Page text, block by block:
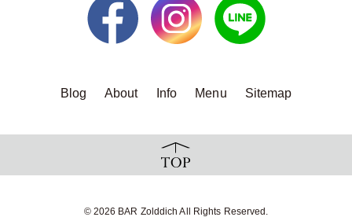
Blog About Info Menu Sitemap
© 2026 BAR Zolddich All Rights Reserved.